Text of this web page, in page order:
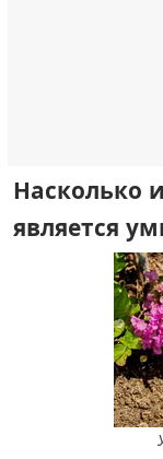
Насколько
является